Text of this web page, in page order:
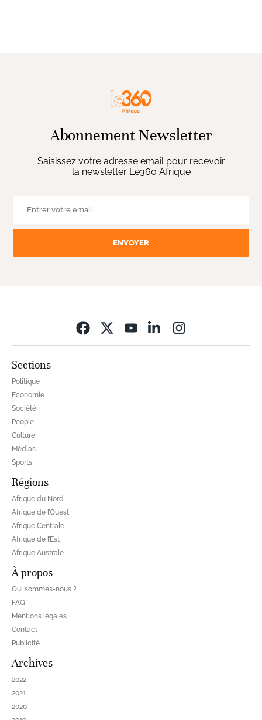
Abonnement Newsletter
Saisissez votre adresse email pour recevoir
la newsletter Le360 Afrique
ENVOYER
Sections
Politique
Economie
Société
People
Culture
Médias
Sports
Régions
Afrique du Nord
Afrique de l’Ouest
Afrique Centrale
Afrique de l’Est
Afrique Australe
À propos
Qui sommes-nous ?
FAQ
Mentions légales
Contact
Publicité
Archives
2022
2021
2020